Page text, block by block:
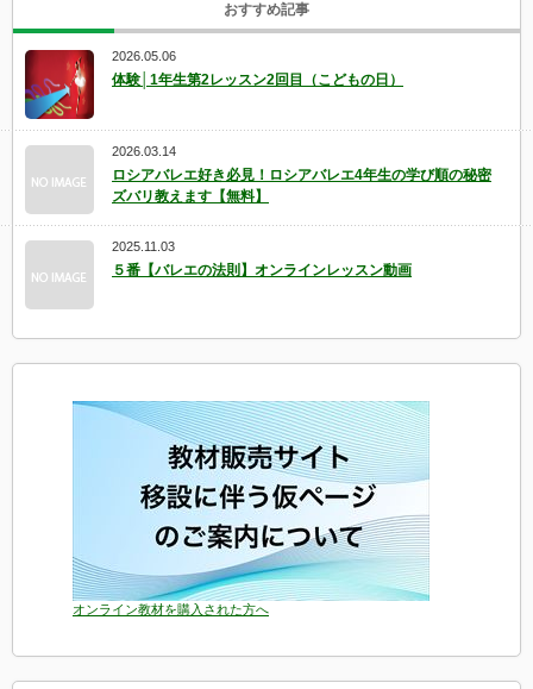
おすすめ記事
2026.05.06
体験│1年生第2レッスン2回目（こどもの日）
2026.03.14
ロシアバレエ好き必見！ロシアバレエ4年生の学び順の秘密
ズバリ教えます【無料】
2025.11.03
５番【バレエの法則】オンラインレッスン動画
オンライン教材を購入された方へ